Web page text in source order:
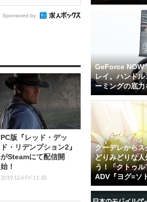
Sponsored by
PC版『レッド・デッ
ド・リデンプション2』
がSteamにて配信開
始！
2019.12.6 Fri 11:30
GeForce NOW
レイ。ハンド
ーミングの底力
クーデレからス
どりみどりな
う！「クトゥ
ADV『ヨグ=ソ